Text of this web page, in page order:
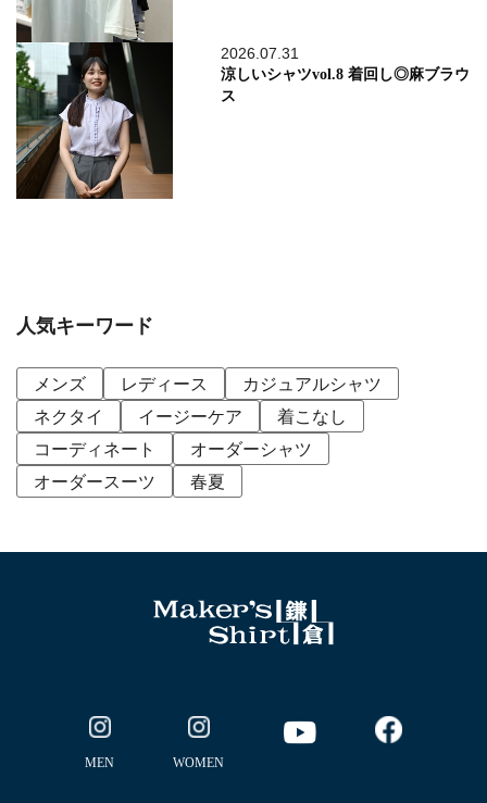
2026.07.31
涼しいシャツvol.8 着回し◎麻ブラウ
ス
人気キーワード
メンズ レディース
カジュアルシャツ
ネクタイ
イージーケア
着こなし
コーディネート
オーダーシャツ
オーダースーツ
春夏
MEN WOMEN